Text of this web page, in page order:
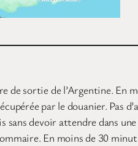
de sortie de l’Argentine. En
par le douanier. Pas
devoir attendre dans une
En moins de 30